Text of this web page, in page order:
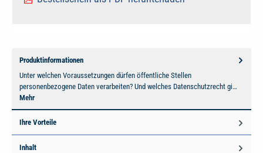
Produktinformationen
Unter welchen Voraussetzungen dürfen öffentliche Stellen
personenbezogene Daten verarbeiten? Und welches Datenschutzrecht gi…
Mehr
Ihre Vorteile
Inhalt